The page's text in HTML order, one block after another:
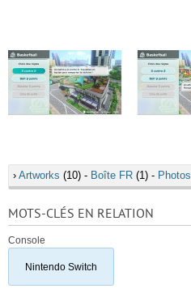
› Artworks (10) - Boîte FR (1) - Photos
MOTS-CLÉS EN RELATION
Console
Nintendo Switch